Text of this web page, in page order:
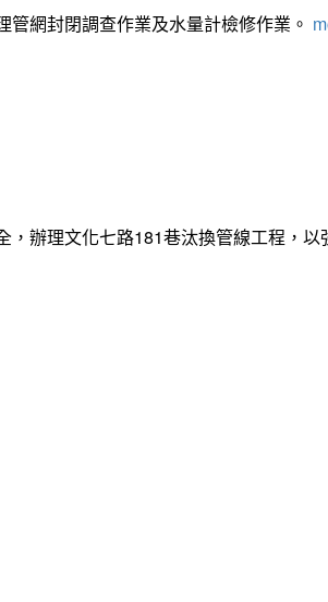
網封閉調查作業及水量計檢修作業。
辦理文化七路181巷汰換管線工程，